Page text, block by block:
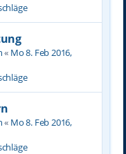
« Mo 8. Feb 2016,
« Mo 8. Feb 2016,